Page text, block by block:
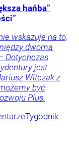
hańba”
wskazuje na to,
dwoma
Dotychczas
jest
Witczak z
być
Plus.
Tygodnik